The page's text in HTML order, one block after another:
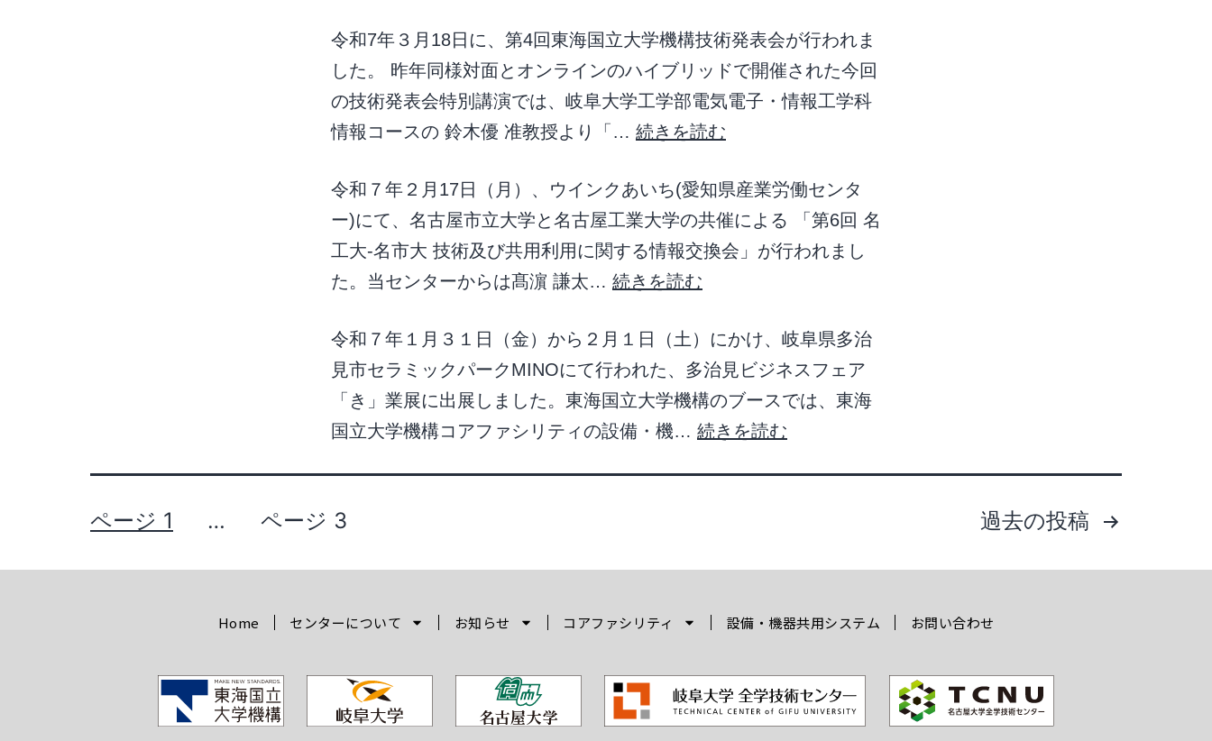
令和7年３月18日に、第4回東海国立大学機構技術発表会が行われま
した。 昨年同様対面とオンラインのハイブリッドで開催された今回
の技術発表会特別講演では、岐阜大学工学部電気電子・情報工学科
情報コースの 鈴木優 准教授より「… 続きを読む
令和７年２月17日（月）、ウインクあいち(愛知県産業労働センタ
ー)にて、名古屋市立大学と名古屋工業大学の共催による 「第6回 名
工大-名市大 技術及び共用利用に関する情報交換会」が行われまし
た。当センターからは髙濵 謙太… 続きを読む
令和７年１月３１日（金）から２月１日（土）にかけ、岐阜県多治
見市セラミックパークMINOにて行われた、多治見ビジネスフェア
「き」業展に出展しました。東海国立大学機構のブースでは、東海
国立大学機構コアファシリティの設備・機… 続きを読む
ページ 1 … ページ 3 過去の投稿
Home センターについて お知らせ コアファシリティ 設備・機器共用システム お問い合わせ